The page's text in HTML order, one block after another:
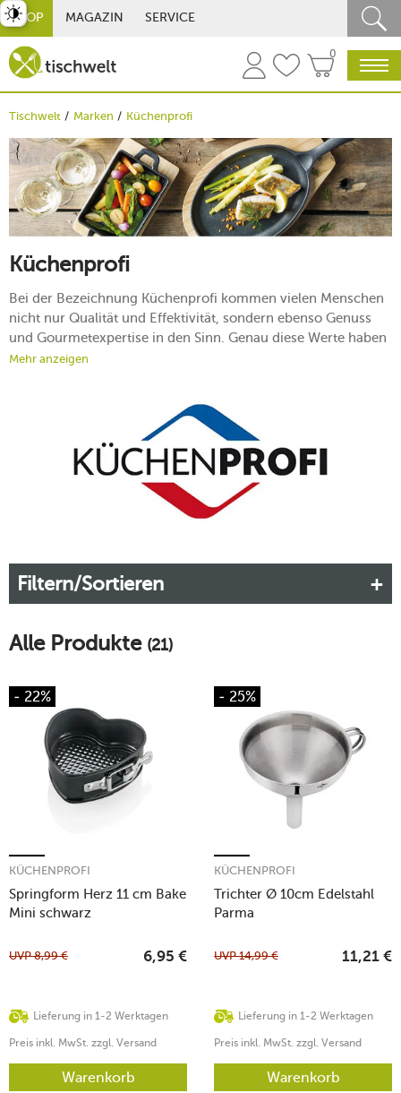
SHOP MAGAZIN SERVICE
0
Tischwelt Marken Küchenprofi
Küchenprofi
Bei der Bezeichnung Küchenprofi kommen vielen Menschen
nicht nur Qualität und Effektivität, sondern ebenso Genuss
und Gourmetexpertise in den Sinn. Genau diese Werte haben
sich die Köpfe der Marke Küchenprofi zum Ziel gesetzt,
sowie gewerblichen Küchen perfektionieren und
revolutionieren. Entdecken Sie jetzt die Vorteile der
hochwertigen Küchenartikel und bestellen Sie diese
anschließend über unser praktisches Shopsystem.
Mehr anzeigen
Filtern/Sortieren
Alle Produkte (21)
- 22%
Springform Herz 11 cm Bake
Mini schwarz
KÜCHENPROFI
Lieferung in 1-2 Werktagen
UVP8,99 € 6,95 €
Preis inkl. MwSt. zzgl. Versand
Warenkorb
- 25%
Trichter Ø 10cm Edelstahl
Parma
KÜCHENPROFI
Lieferung in 1-2 Werktagen
UVP14,99 € 11,21 €
Preis inkl. MwSt. zzgl. Versand
Warenkorb
umschalten